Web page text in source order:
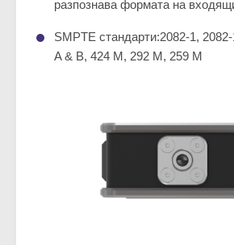
разпознава формата на
SMPTE стандарти:2082-1,
A & B, 424 M, 292 M, 259 M